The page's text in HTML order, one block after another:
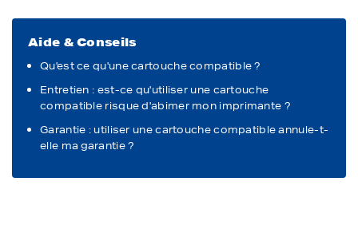
Aide & Conseils
Qu'est ce qu'une cartouche compatible ?
Entretien : est-ce qu'utiliser une cartouche
compatible risque d'abimer mon imprimante ?
Garantie : utiliser une cartouche compatible annule-t-
elle ma garantie ?